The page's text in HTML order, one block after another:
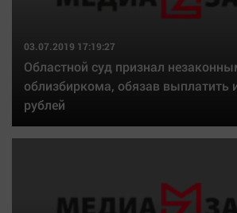
03.07.2019 17:19:27
Областной суд признал
облизбиркома, обязав выплатить
рублей